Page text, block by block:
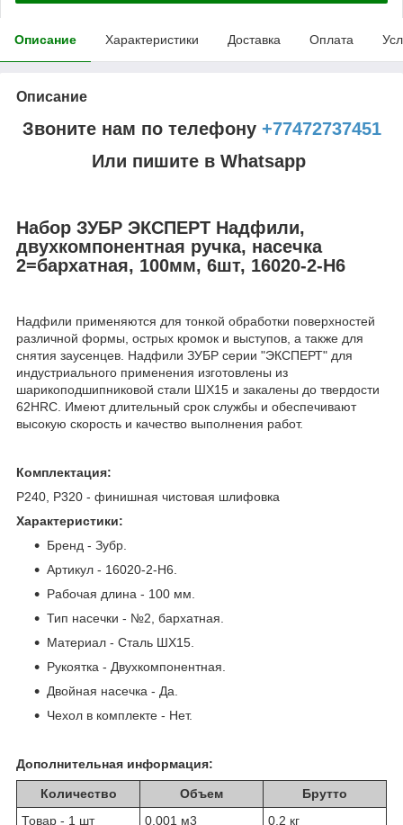
Описание Характеристики Доставка Оплата
Описание
Звоните нам по телефону +77472737451
Или пишите в Whatsapp
Набор ЗУБР ЭКСПЕРТ Надфили,
двухкомпонентная ручка, насечка
2=бархатная, 100мм, 6шт, 16020-2-H6
Надфили применяются для тонкой обработки поверхностей
различной формы, острых кромок и выступов, а также для
снятия заусенцев. Надфили ЗУБР серии "ЭКСПЕРТ" для
индустриального применения изготовлены из
шарикоподшипниковой стали ШХ15 и закалены до твердости
62HRC. Имеют длительный срок службы и обеспечивают
высокую скорость и качество выполнения работ.
Комплектация:
Р240, Р320 - финишная чистовая шлифовка
Характеристики:
Бренд - Зубр.
Артикул - 16020-2-H6.
Рабочая длина - 100 мм.
Тип насечки - №2, бархатная.
Материал - Сталь ШХ15.
Рукоятка - Двухкомпонентная.
Двойная насечка - Да.
Чехол в комплекте - Нет.
Дополнительная информация:
Количество Объем
Брутто
Товар - 1 шт
0.001 м3 0.2 кг